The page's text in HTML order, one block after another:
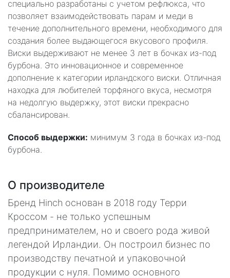
специально разработаны с учетом рефлюкса, что
позволяет взаимодействовать парам и меди в
течение дополнительного времени, необходимого для
создания более выдающегося вкусового профиля.
Виски выдерживают не менее 3 лет в бочках из-под
бурбона. Это инновационное и современное
дополнение к категории ирландского виски. Отличная
находка для любителей торфяного вкуса, несмотря
на недолгую выдержку, этот виски прекрасно
сбалансирован.
Способ выдержки: минимум 3 года в бочках из-под
бурбона.
О производителе
Бренд Hinch основан в 2018 году Терри
Кроссом - не только успешным
предпринимателем, но и своего рода живой
легендой Ирландии. Он построил бизнес по
производству печатной и упаковочной
продукции с нуля. Помимо основного